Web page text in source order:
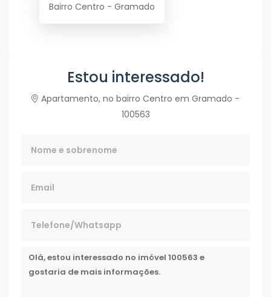
Bairro Centro - Gramado
Estou interessado!
Apartamento, no bairro Centro em Gramado -
100563